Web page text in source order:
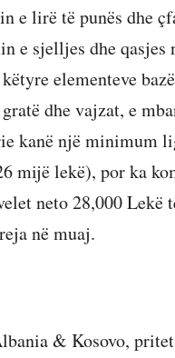
e lirë të punës dhe
e sjelljes dhe qasjes
elementeve
dhe vajzat, e
kanë një minimum
mijë lekë), por ka
neto 28,000 Lekë
në muaj.
& Kosovo,